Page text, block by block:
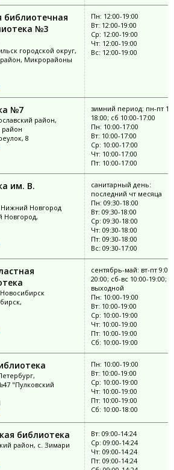
библиотечная
№3
городской округ,
Микрорайоны
Пн: 12:00-19:00
Вт: 12:00-19:00
Ср: 12:00-19:00
Чт: 12:00-19:00
Вс: 12:00-19:00
№7
район,
район
8
зимний период: пн-пт
18:00; сб 10:00-17:00
Пн: 10:00-17:00
Вт: 10:00-17:00
Ср: 10:00-17:00
Чт: 10:00-17:00
Пт: 10:00-17:00
им. В.
Нижний Новгород
Новгород,
санитарный день:
последний чт месяца
Пн: 09:30-18:00
Вт: 09:30-18:00
Ср: 09:30-18:00
Чт: 09:30-18:00
Пт: 09:30-18:00
Вс: 09:30-17:00
сентябрь-май: вт-пт 9:00-
20:00; сб-вс 10:00-19:00;
выходной
Пн: 10:00-19:00
Вт: 10:00-19:00
Ср: 10:00-19:00
Чт: 10:00-19:00
Пт: 10:00-19:00
Сб: 10:00-19:00
"Пулковский
Пн: 10:00-19:00
Вт: 10:00-19:00
Ср: 10:00-19:00
Чт: 10:00-19:00
Пт: 10:00-19:00
Сб: 10:00-18:00
библиотека
район, с. Зимари
Вт: 09:00-14:24
Ср: 09:00-14:24
Чт: 09:00-14:24
Пт: 09:00-14:24